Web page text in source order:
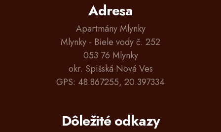
Adresa
Apartmány Mlynky
Mlynky - Biele vody č. 252
053 76 Mlynky
okr. Spišská Nová Ves
GPS: 48.867255, 20.397334
Dôležité odkazy